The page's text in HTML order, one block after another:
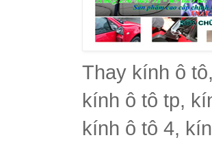
Thay kính ô
kính ô tô tp,
kính ô tô 4,